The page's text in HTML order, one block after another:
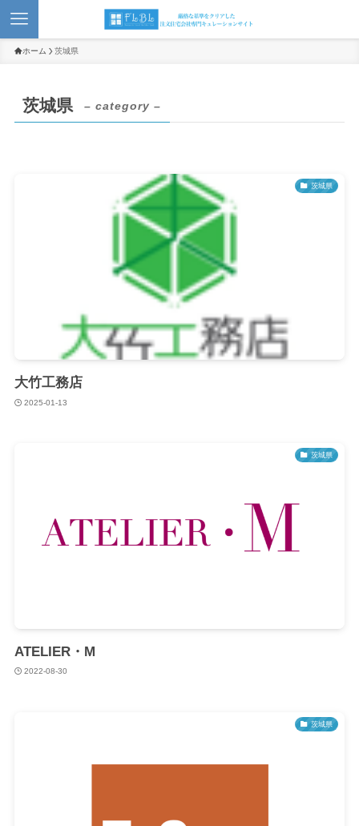
ホーム 茨城県
茨城県 – category –
茨城県
大竹工務店
2025-01-13
茨城県
ATELIER・M
2022-08-30
茨城県